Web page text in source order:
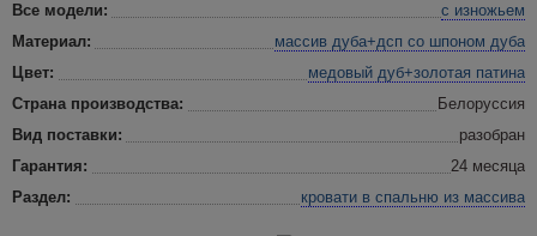
Все модели:
с изножьем
Материал:
массив дуба+дсп со шпоном дуба
Цвет:
медовый дуб+золотая патина
Страна производства:
Белоруссия
Вид поставки:
разобран
Гарантия:
24 месяца
Раздел:
кровати в спальню из массива